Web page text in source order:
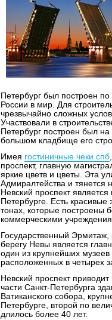
Петербург был построен
России в мир. Для
чрезвычайно сложных
Участвовали в
Петербург построен был на
большом кладбище его
Имея гостиничные чеки спб
проспект, главную
яркие цветв и цветы. Эта
Адмиралтейства и тянется
Невский проспект
Петербурге. Есть красивые
тонах, которые построены
коммерческими
Государственный
берегу Невы является
один из крупнейших
расположенных в четырех
Невский проспект
части Санкт-Петербурга
Ватиканского собора,
Петербурге, второй по
длилось более 40 лет.